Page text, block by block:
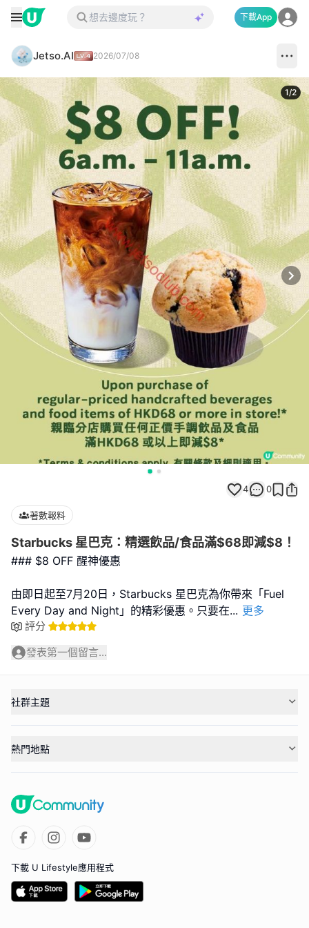
下載App
Jetso.AI 2026/07/08
1/2
4 0
著數報料
Starbucks 星巴克：精選飲品/食品滿$68即減$8！
### $8 OFF 醒神優惠
由即日起至7月20日，Starbucks 星巴克為你帶來「Fuel
Every Day and Night」的精彩優惠。只要在... 更多
評分
發表第一個留言...
社群主題
熱門地點
下載 U Lifestyle應用程式